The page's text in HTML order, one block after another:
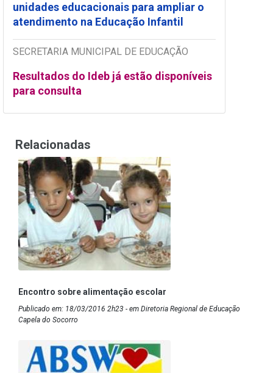
unidades educacionais para ampliar o
atendimento na Educação Infantil
SECRETARIA MUNICIPAL DE EDUCAÇÃO
Resultados do Ideb já estão disponíveis
para consulta
Relacionadas
Encontro sobre alimentação escolar
Publicado em: 18/03/2016 2h23 - em Diretoria Regional de Educação
Capela do Socorro